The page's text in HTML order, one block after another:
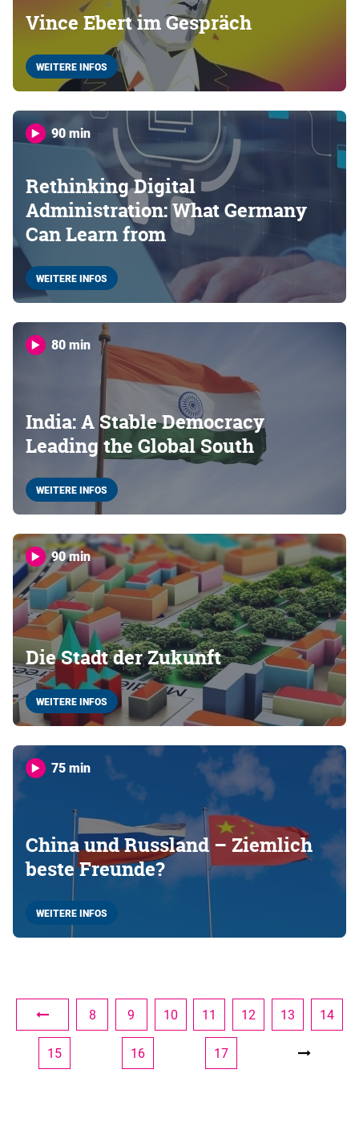
Vince Ebert im Gespräch
WEITERE INFOS
90 min
Rethinking Digital
Administration: What Germany
Can Learn from
WEITERE INFOS
80 min
India: A Stable Democracy
Leading the Global South
WEITERE INFOS
90 min
Die Stadt der Zukunft
WEITERE INFOS
75 min
China und Russland – Ziemlich
beste Freunde?
WEITERE INFOS
8 9 10 11 12 13 14
15 16 17